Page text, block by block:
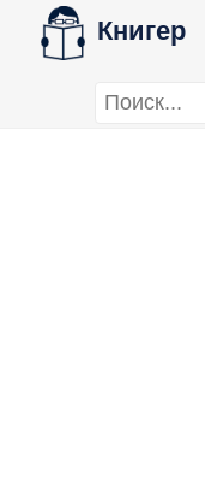
Книгер